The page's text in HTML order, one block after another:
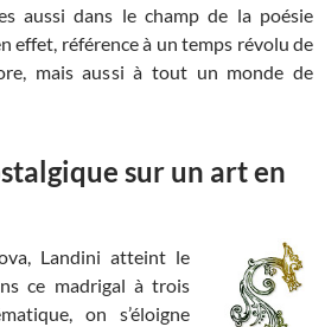
aussi dans le champ de la poésie
effet, référence à un temps révolu de
mais aussi à tout un monde de
sur un art en
Landini atteint le
ce madrigal à trois
on s’éloigne